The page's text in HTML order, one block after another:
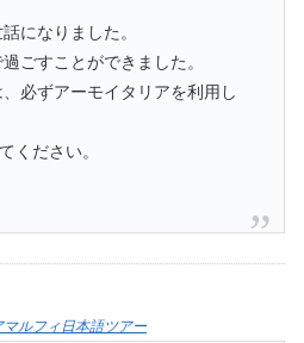
になりました。
ごすことができました。
必ずアーモイタリアを利用し
ください。
ルフィ日本語ツアー